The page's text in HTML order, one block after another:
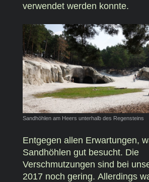
verwendet werden konnte.
Sandhöhlen am Heers unterhalb des Regensteins
Entgegen allen Erwartungen,
Sandhöhlen gut besucht. Die
Verschmutzungen sind bei
2017 noch gering. Allerdings